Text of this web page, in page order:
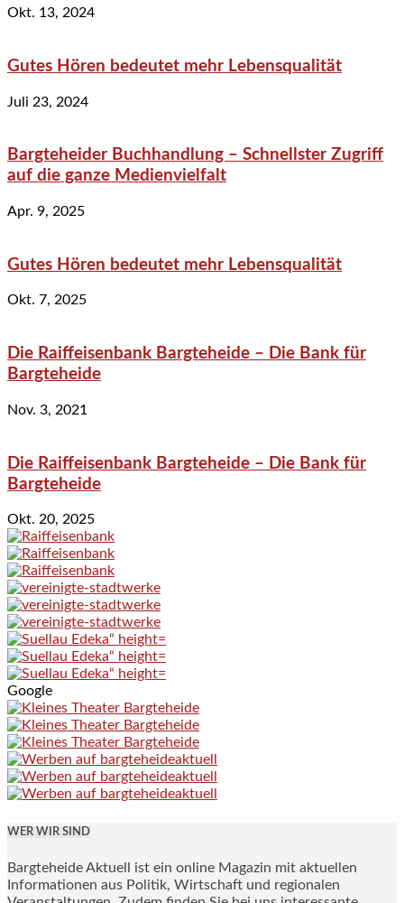
Okt. 13, 2024
Gutes Hören bedeutet mehr Lebensqualität
Juli 23, 2024
Bargteheider Buchhandlung – Schnellster Zugriff
auf die ganze Medienvielfalt
Apr. 9, 2025
Gutes Hören bedeutet mehr Lebensqualität
Okt. 7, 2025
Die Raiffeisenbank Bargteheide – Die Bank für
Bargteheide
Nov. 3, 2021
Die Raiffeisenbank Bargteheide – Die Bank für
Bargteheide
Okt. 20, 2025
Google
WER WIR SIND
Bargteheide Aktuell ist ein online Magazin mit aktuellen
Informationen aus Politik, Wirtschaft und regionalen